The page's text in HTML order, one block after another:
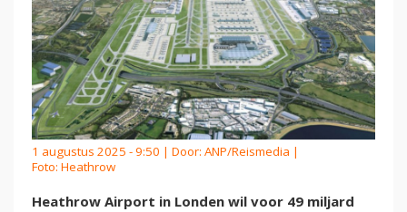
1 augustus 2025 - 9:50 | Door: ANP/Reismedia |
Foto: Heathrow
Heathrow Airport in Londen wil voor 49 miljard